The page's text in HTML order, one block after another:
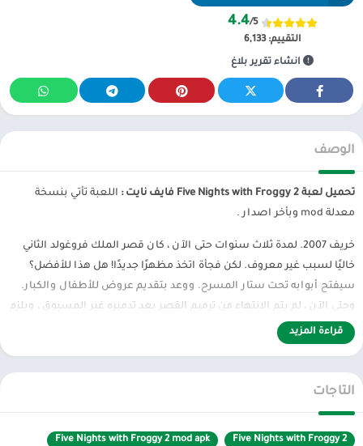
4.4/5
التقييم:6,133
انشاء تقرير بلاغ
الوصف
تحميل لعبة Five Nights with Froggy 2 فايف نايت :
اللعبة تأتي بنسخة
معدلة mod وبأخر اصدار .
خريف 2007. لمدة ثلاث سنوات حتى الآن ، كان قصر الملك فروغولد الثاني
خاليًا لسبب غير معروف. لكن فجأة اتخذ مظهرًا جديدًا! هل هذا للأفضل؟
سيفتح أبوابه تحت ستار المسرح. ووعد بتقديم عروض للأطفال والكبار.
وحتى الآن ، لم يتم الانتهاء من ترميم القصر بعد تدميره غير المسبوق ، ويلزم
إجراء تفتيش ليلي.
ستكون مرة أخرى في دور حارس ليلي ، وسيتعين عليك مرة أخرى أن تعيش
خمس ليال (أو أكثر) وكشف أسرار جديدة. الآن ستخشى ما لم تخشاه أبدا
… أصبحت الحكايات الخرافية رعب …
قراءة المزيد
التاجات
Five Nights with Froggy 2
Five Nights with Froggy 2 mod apk